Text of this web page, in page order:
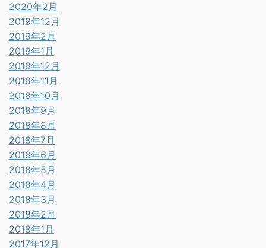
2020年2月
2019年12月
2019年2月
2019年1月
2018年12月
2018年11月
2018年10月
2018年9月
2018年8月
2018年7月
2018年6月
2018年5月
2018年4月
2018年3月
2018年2月
2018年1月
2017年12月